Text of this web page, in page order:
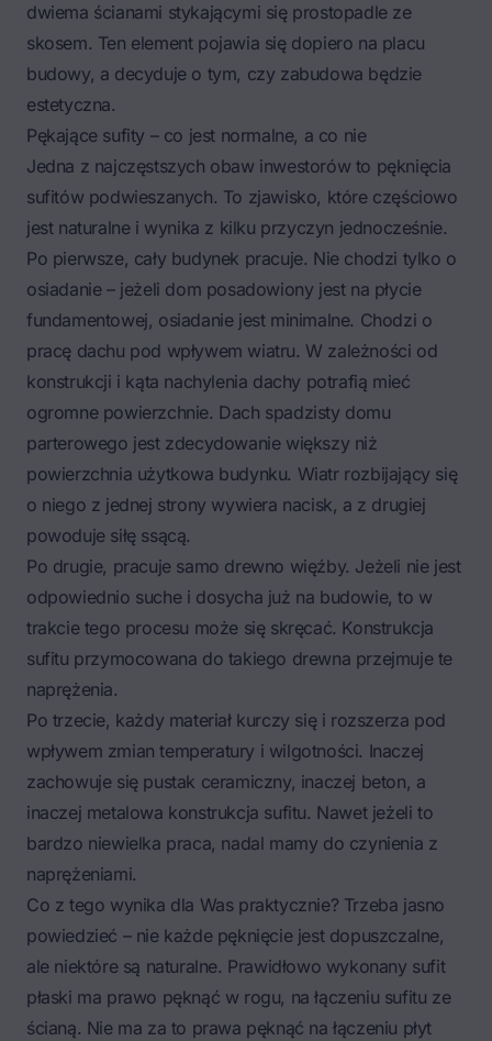
dwiema ścianami stykającymi się prostopadle ze
skosem. Ten element pojawia się dopiero na placu
budowy, a decyduje o tym, czy zabudowa będzie
estetyczna.
Pękające sufity – co jest normalne, a co nie
Jedna z najczęstszych obaw inwestorów to pęknięcia
sufitów podwieszanych. To zjawisko, które częściowo
jest naturalne i wynika z kilku przyczyn jednocześnie.
Po pierwsze, cały budynek pracuje. Nie chodzi tylko o
osiadanie – jeżeli dom posadowiony jest na płycie
fundamentowej, osiadanie jest minimalne. Chodzi o
pracę dachu pod wpływem wiatru. W zależności od
konstrukcji i kąta nachylenia dachy potrafią mieć
ogromne powierzchnie. Dach spadzisty domu
parterowego jest zdecydowanie większy niż
powierzchnia użytkowa budynku. Wiatr rozbijający się
o niego z jednej strony wywiera nacisk, a z drugiej
powoduje siłę ssącą.
Po drugie, pracuje samo drewno więźby. Jeżeli nie jest
odpowiednio suche i dosycha już na budowie, to w
trakcie tego procesu może się skręcać. Konstrukcja
sufitu przymocowana do takiego drewna przejmuje te
naprężenia.
Po trzecie, każdy materiał kurczy się i rozszerza pod
wpływem zmian temperatury i wilgotności. Inaczej
zachowuje się pustak ceramiczny, inaczej beton, a
inaczej metalowa konstrukcja sufitu. Nawet jeżeli to
bardzo niewielka praca, nadal mamy do czynienia z
naprężeniami.
Co z tego wynika dla Was praktycznie? Trzeba jasno
powiedzieć – nie każde pęknięcie jest dopuszczalne,
ale niektóre są naturalne. Prawidłowo wykonany sufit
płaski ma prawo pęknąć w rogu, na łączeniu sufitu ze
ścianą. Nie ma za to prawa pęknąć na łączeniu płyt